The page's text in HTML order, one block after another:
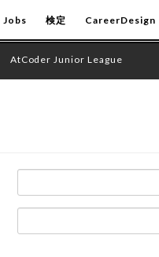
Jobs 検定 CareerDesign
AtCoder Junior League